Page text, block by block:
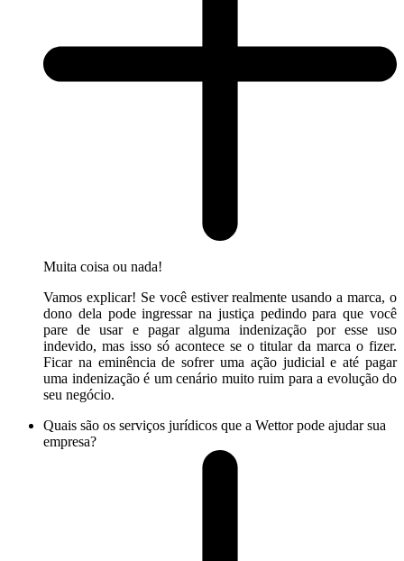
Muita coisa ou nada!
Vamos explicar! Se você estiver realmente usando a marca, o
dono dela pode ingressar na justiça pedindo para que você
pare de usar e pagar alguma indenização por esse uso
indevido, mas isso só acontece se o titular da marca o fizer.
Ficar na eminência de sofrer uma ação judicial e até pagar
uma indenização é um cenário muito ruim para a evolução do
seu negócio.
Quais são os serviços jurídicos que a Wettor pode ajudar sua
empresa?